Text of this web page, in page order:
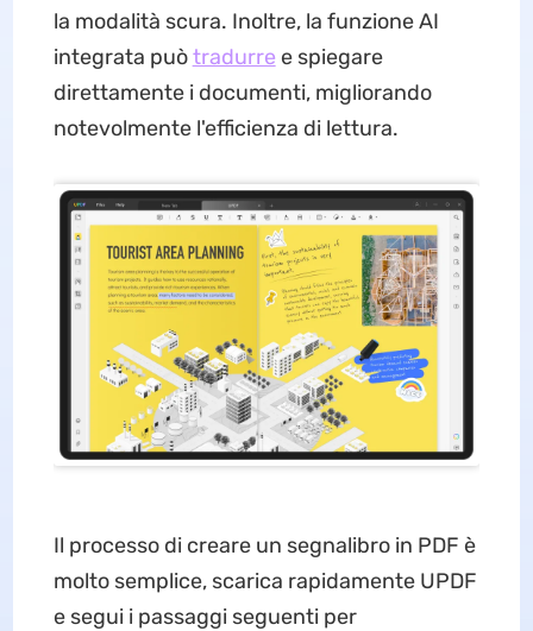
la modalità scura. Inoltre, la funzione AI
integrata puòtradurre e spiegare
direttamente i documenti, migliorando
notevolmente l'efficienza di lettura.
Il processo di creare un segnalibro in PDF è
molto semplice, scarica rapidamente UPDF
e segui i passaggi seguenti per